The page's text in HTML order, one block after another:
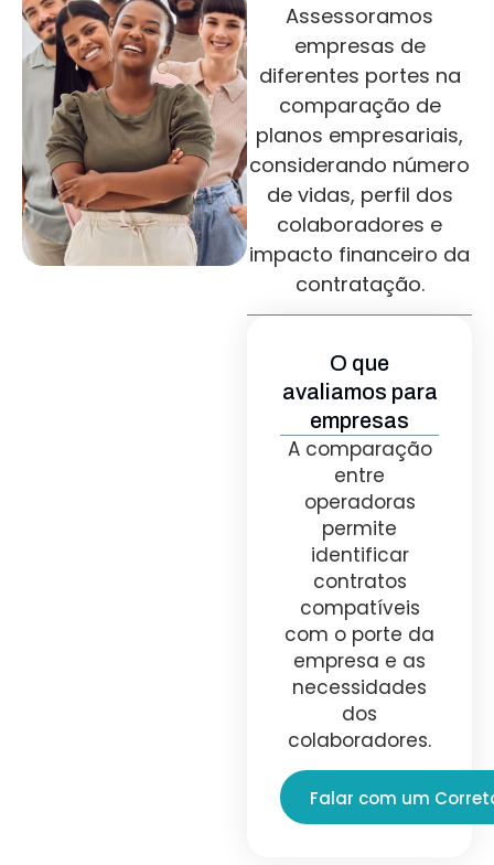
Assessoramos
empresas de
diferentes portes na
comparação de
planos empresariais,
considerando número
de vidas, perfil dos
colaboradores e
impacto financeiro da
contratação.
O que
avaliamos para
empresas
A comparação
entre
operadoras
permite
identificar
contratos
compatíveis
com o porte da
empresa e as
necessidades
dos
colaboradores.
Falar com um